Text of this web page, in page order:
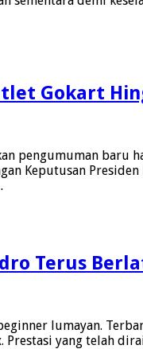
Gokart
pengumuman
Keputusan
Terus
lumayan.
Prestasi yang telah